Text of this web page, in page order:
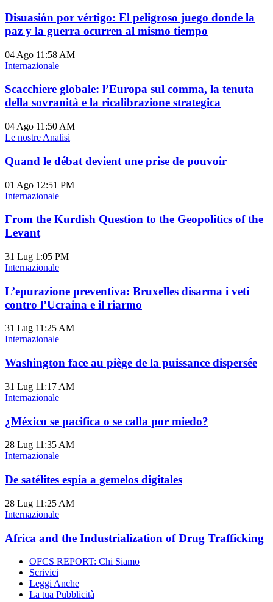
Disuasión por vértigo: El peligroso juego donde la
paz y la guerra ocurren al mismo tiempo
04 Ago 11:58 AM
Internazionale
Scacchiere globale: l’Europa sul comma, la tenuta
della sovranità e la ricalibrazione strategica
04 Ago 11:50 AM
Le nostre Analisi
Quand le débat devient une prise de pouvoir
01 Ago 12:51 PM
Internazionale
From the Kurdish Question to the Geopolitics of the
Levant
31 Lug 1:05 PM
Internazionale
L’epurazione preventiva: Bruxelles disarma i veti
contro l’Ucraina e il riarmo
31 Lug 11:25 AM
Internazionale
Washington face au piège de la puissance dispersée
31 Lug 11:17 AM
Internazionale
¿México se pacifica o se calla por miedo?
28 Lug 11:35 AM
Internazionale
De satélites espía a gemelos digitales
28 Lug 11:25 AM
Internazionale
Africa and the Industrialization of Drug Trafficking
OFCS REPORT: Chi Siamo
Scrivici
Leggi Anche
La tua Pubblicità